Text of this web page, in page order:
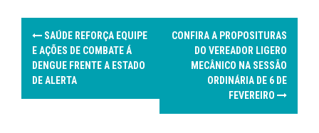
P
SAÚDE REFORÇA EQUIPE
E AÇÕES DE COMBATE Á
DENGUE FRENTE A ESTADO
DE ALERTA
CONFIRA A PROPOSITURAS
DO VEREADOR LIGERO
MECÂNICO NA SESSÃO
ORDINÁRIA DE 6 DE
FEVEREIRO